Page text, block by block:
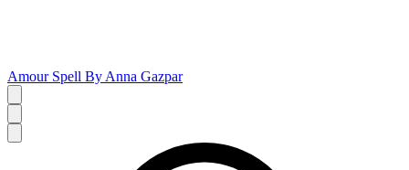
Amour Spell By Anna Gazpar